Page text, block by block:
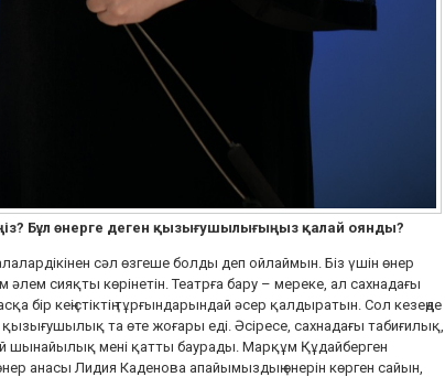
Бұл өнерге деген қызығушылығыңыз қалай оянды?
сәл өзгеше болды деп ойлаймын. Біз үшін өнер
сияқты көрінетін. Театрға бару – мереке, ал сахнадағы
бір кеңістіктің тұрғындарындай әсер қалдыратын. Сол кезеңде
та өте жоғары еді. Әсіресе, сахнадағы табиғилық,
шынайылық мені қатты баурады. Марқұм Құдайберген
анасы Лидия Каденова апайымыздың өнерін көрген сайын,